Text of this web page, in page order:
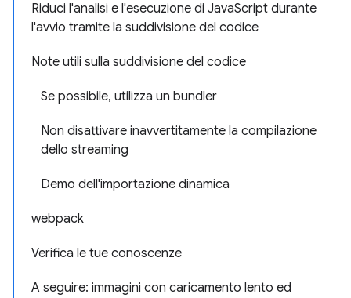
Riduci l'analisi e l'esecuzione di JavaScript durante
l'avvio tramite la suddivisione del codice
Note utili sulla suddivisione del codice
Se possibile, utilizza un bundler
Non disattivare inavvertitamente la compilazione
dello streaming
Demo dell'importazione dinamica
webpack
Verifica le tue conoscenze
A seguire: immagini con caricamento lento ed